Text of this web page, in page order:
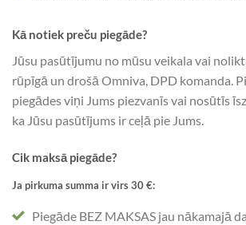
Kā notiek preču piegāde?
Jūsu pasūtījumu no mūsu veikala vai
rūpīgā un drošā Omniva, DPD komanda.
piegādes viņi Jums piezvanīs vai nosūtīs
ka Jūsu pasūtījums ir ceļā pie Jums.
Cik maksā piegāde?
Ja pirkuma summa ir virs 30 €:
Piegāde BEZ MAKSAS jau nākamajā